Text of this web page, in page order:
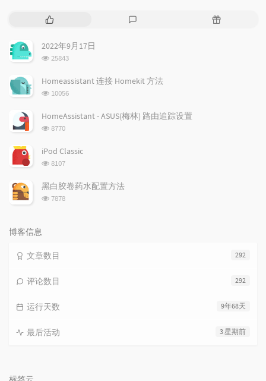
热
文
章
随
2022年9月17日
浏
次
25843
Homeassistant 连接 Homekit 方法
浏
次
10056
HomeAssistant - ASUS(梅林) 路由追踪设置
浏
次
8770
iPod Classic
浏
次
数:
8107
黑白胶卷药水配置方法
浏
7878
博客信息
292
文章数目
292
评论数目
9年68天
运行天数
3 星期前
最后活动